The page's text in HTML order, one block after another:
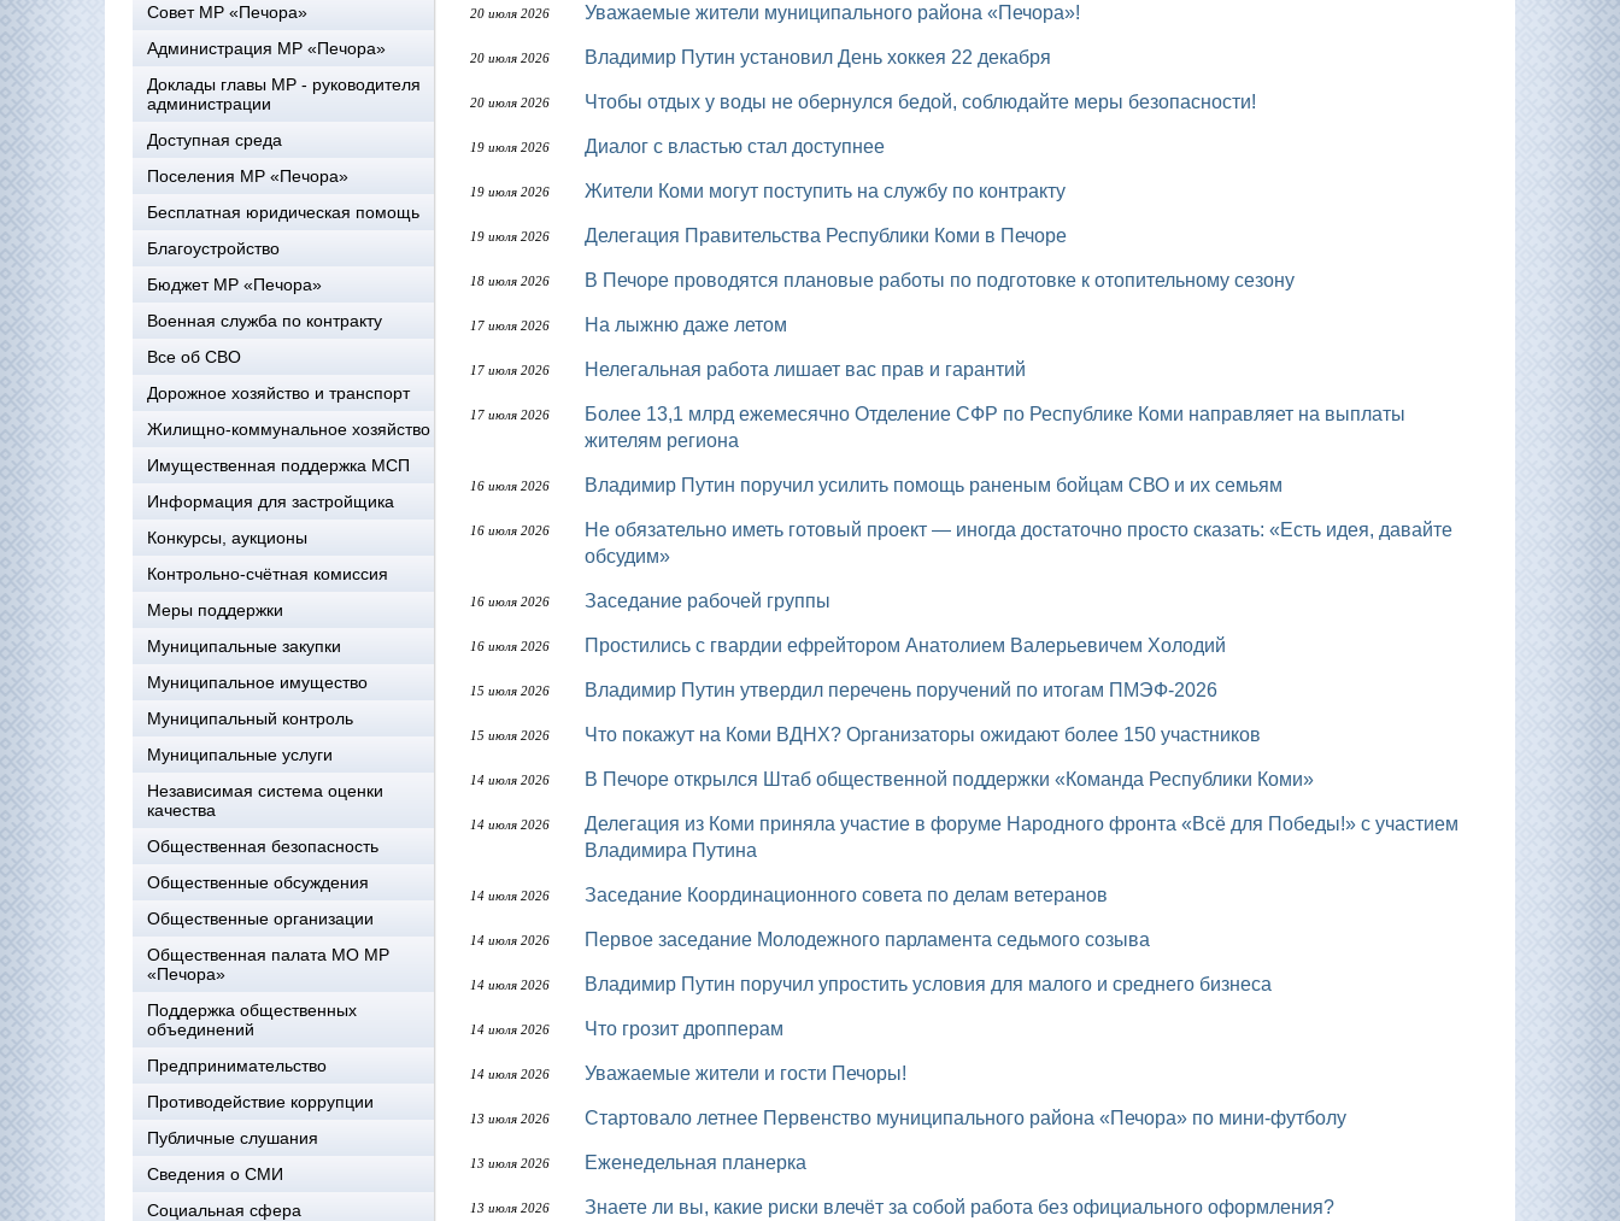
Совет МР «Печора»
Администрация МР «Печора»
Доклады главы МР - руководителя
администрации
Доступная среда
Поселения МР «Печора»
Бесплатная юридическая помощь
Благоустройство
Бюджет МР «Печора»
Военная служба по контракту
Все об СВО
Дорожное хозяйство и транспорт
Жилищно-коммунальное хозяйство
Имущественная поддержка МСП
Информация для застройщика
Конкурсы, аукционы
Контрольно-счётная комиссия
Меры поддержки
Муниципальные закупки
Муниципальное имущество
Муниципальный контроль
Муниципальные услуги
Независимая система оценки
качества
Общественная безопасность
Общественные обсуждения
Общественные организации
Общественная палата МО МР
«Печора»
Поддержка общественных
объединений
Предпринимательство
Противодействие коррупции
Публичные слушания
Сведения о СМИ
Социальная сфера
20 июля 2026 Уважаемые жители муниципального района «Печора»!
20 июля 2026 Владимир Путин установил День хоккея 22 декабря
20 июля 2026 Чтобы отдых у воды не обернулся бедой, соблюдайте меры безопасности!
19 июля 2026 Диалог с властью стал доступнее
19 июля 2026 Жители Коми могут поступить на службу по контракту
19 июля 2026 Делегация Правительства Республики Коми в Печоре
18 июля 2026 В Печоре проводятся плановые работы по подготовке к отопительному сезону
17 июля 2026 На лыжню даже летом
17 июля 2026 Нелегальная работа лишает вас прав и гарантий
17 июля 2026
Более 13,1 млрд ежемесячно Отделение СФР по Республике Коми направляет на выплаты
жителям региона
16 июля 2026 Владимир Путин поручил усилить помощь раненым бойцам СВО и их семьям
16 июля 2026
Не обязательно иметь готовый проект — иногда достаточно просто сказать: «Есть идея, давайте
обсудим»
16 июля 2026 Заседание рабочей группы
16 июля 2026 Простились с гвардии ефрейтором Анатолием Валерьевичем Холодий
15 июля 2026 Владимир Путин утвердил перечень поручений по итогам ПМЭФ-2026
15 июля 2026 Что покажут на Коми ВДНХ? Организаторы ожидают более 150 участников
14 июля 2026 В Печоре открылся Штаб общественной поддержки «Команда Республики Коми»
14 июля 2026
Делегация из Коми приняла участие в форуме Народного фронта «Всё для Победы!» с участием
Владимира Путина
14 июля 2026 Заседание Координационного совета по делам ветеранов
14 июля 2026 Первое заседание Молодежного парламента седьмого созыва
14 июля 2026 Владимир Путин поручил упростить условия для малого и среднего бизнеса
14 июля 2026 Что грозит дропперам
14 июля 2026 Уважаемые жители и гости Печоры!
13 июля 2026 Стартовало летнее Первенство муниципального района «Печора» по мини-футболу
13 июля 2026 Еженедельная планерка
13 июля 2026 Знаете ли вы, какие риски влечёт за собой работа без официального оформления?